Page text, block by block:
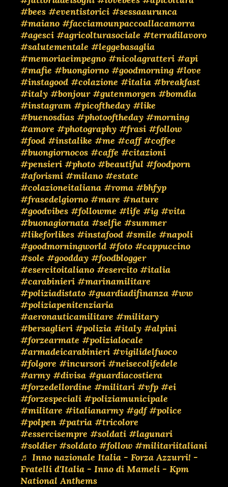
#bees #eventistorici #sessaaurunca
#maiano #facciamounpaccoallacamorra
#agesci #agricolturasociale #terradilavoro
#salutementale #leggebasaglia
#memoriaeimpegno #nicolagratteri #api
#mafie #buongiorno #goodmorning #love
#instagood #colazione #italia #breakfast
#italy #bonjour #gutenmorgen #bomdia
#instagram #picoftheday #like
#buenosdias #photooftheday #morning
#amore #photography #frasi #follow
#food #instalike #me #caff #coffee
#buongiornocos #caffe #citazioni
#pensieri #photo #beautiful #foodporn
#aforismi #milano #estate
#colazioneitaliana #roma #bhfyp
#frasedelgiorno #mare #nature
#goodvibes #followme #life #ig #vita
#buonagiornata #selfie #summer
#likeforlikes #instafood #smile #napoli
#goodmorningworld #foto #cappuccino
#sole #goodday #foodblogger
#esercitoitaliano #esercito #italia
#carabinieri #marinamilitare
#poliziadistato #guardiadifinanza #ww
#poliziapenitenziaria
#aeronauticamilitare #military
#bersaglieri #polizia #italy #alpini
#forzearmate #polizialocale
#armadeicarabinieri #vigilidelfuoco
#folgore #incursori #neisecolifedele
#army #divisa #guardiacostiera
#forzedellordine #militari #vfp #ei
#forzespeciali #poliziamunicipale
#militare #italianarmy #gdf #police
#polpen #patria #tricolore
#essercisempre #soldati #lagunari
#soldier #soldato #follow #militariitaliani
♬ Inno nazionale Italia - Forza Azzurri! -
Fratelli d'Italia - Inno di Mameli - Kpm
National Anthems